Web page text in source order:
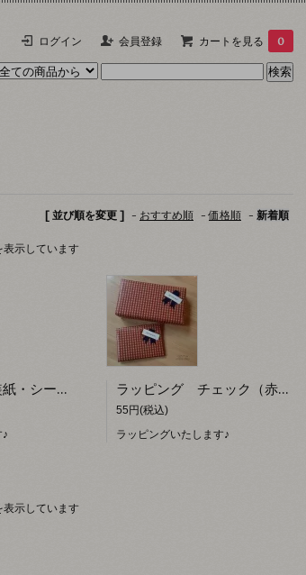
ログイン 会員登録 カートを見る 0
[ 並び順を変更 ] - おすすめ順 -価格順 - 新着順
示しています
ラッピング 包装紙・シール こもれび【abarayam】 ラッピング チェック（赤）包装紙・シール
55円(税込)
ラッピングいたします♪
示しています